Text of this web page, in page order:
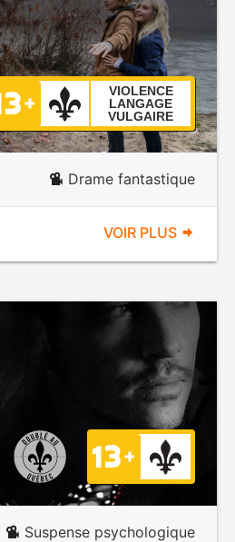
VIOLENCE
LANGAGE
VULGAIRE
Drame fantastique
VOIR PLUS
Suspense psychologique